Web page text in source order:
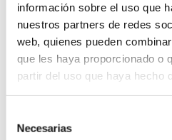
información sobre el uso que
nuestros partners de redes
web, quienes pueden
que les haya proporcionado o
partir del uso que haya hecho
Necesarias